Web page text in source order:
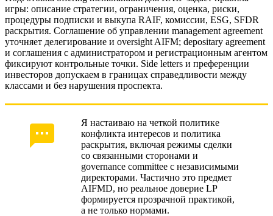
игры: описание стратегии, ограничения, оценка, риски,
процедуры подписки и выкупа RAIF, комиссии, ESG, SFDR
раскрытия. Соглашение об управлении management agreement
уточняет делегирование и oversight AIFM; depositary agreement
и соглашения с администратором и регистрационным агентом
фиксируют контрольные точки. Side letters и преференции
инвесторов допускаем в границах справедливости между
классами и без нарушения проспекта.
Я настаиваю на четкой политике
конфликта интересов и политика
раскрытия, включая режимы сделки
со связанными сторонами и
governance committee с независимыми
директорами. Частично это предмет
AIFMD, но реальное доверие LP
формируется прозрачной практикой,
а не только нормами.